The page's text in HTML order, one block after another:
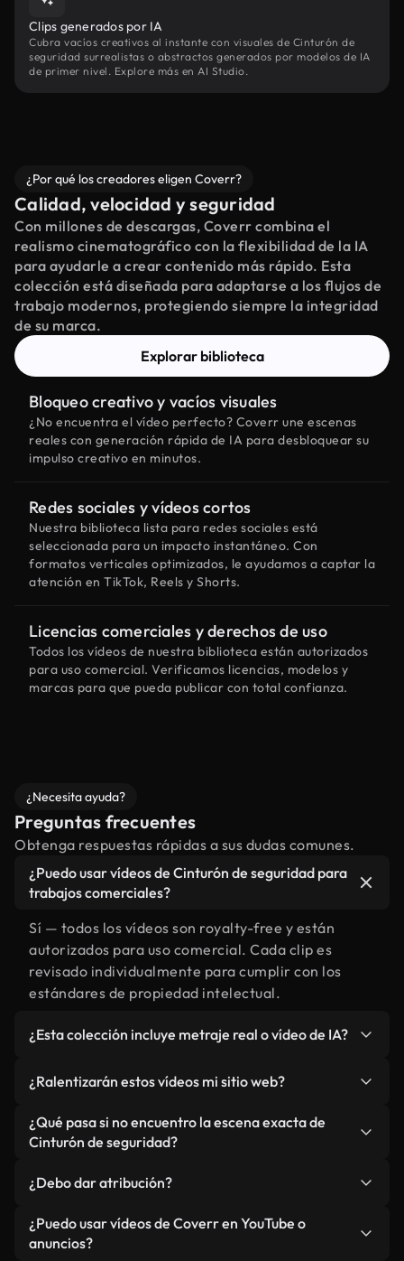
Clips generados por IA
Cubra vacíos creativos al instante con visuales de Cinturón de
seguridad surrealistas o abstractos generados por modelos de IA
de primer nivel. Explore más en AI Studio.
¿Por qué los creadores eligen Coverr?
Calidad, velocidad y seguridad
Con millones de descargas, Coverr combina el
realismo cinematográfico con la flexibilidad de la IA
para ayudarle a crear contenido más rápido. Esta
colección está diseñada para adaptarse a los flujos de
trabajo modernos, protegiendo siempre la integridad
de su marca.
Explorar biblioteca
Bloqueo creativo y vacíos visuales
¿No encuentra el vídeo perfecto? Coverr une escenas
reales con generación rápida de IA para desbloquear su
impulso creativo en minutos.
Redes sociales y vídeos cortos
Nuestra biblioteca lista para redes sociales está
seleccionada para un impacto instantáneo. Con
formatos verticales optimizados, le ayudamos a captar la
atención en TikTok, Reels y Shorts.
Licencias comerciales y derechos de uso
Todos los vídeos de nuestra biblioteca están autorizados
para uso comercial. Verificamos licencias, modelos y
marcas para que pueda publicar con total confianza.
¿Necesita ayuda?
Preguntas frecuentes
Obtenga respuestas rápidas a sus dudas comunes.
¿Puedo usar vídeos de Cinturón de seguridad para
trabajos comerciales?
Sí — todos los vídeos son royalty-free y están
autorizados para uso comercial. Cada clip es
revisado individualmente para cumplir con los
estándares de propiedad intelectual.
¿Esta colección incluye metraje real o vídeo de IA?
relacionado con Cinturón de seguridad y vídeos
generados por IA. Todo está claramente
etiquetado.
¿Ralentizarán estos vídeos mi sitio web?
No si selecciona nuestras versiones optimizadas
para web, diseñadas específicamente para uso de
métricas como LCP.
¿Qué pasa si no encuentro la escena exacta de
Cinturón de seguridad?
Studio. Describe la escena, como "Cinturón de
seguridad al atardecer", y la IA la generará en
segundos conforme a nuestros estándares.
¿Debo dar atribución?
No es necesario. Todos los vídeos en nuestra
biblioteca son royalty-free, aunque siempre se
¿Puedo usar vídeos de Coverr en YouTube o
anuncios?